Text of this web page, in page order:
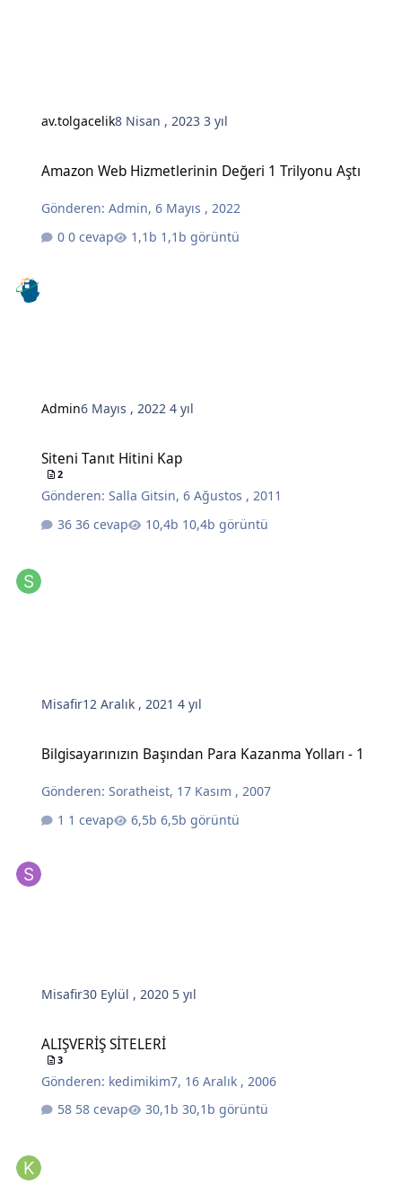
av.tolgacelik8 Nisan , 20233 yıl
Amazon Web Hizmetlerinin Değeri 1 Trilyonu Aştı
Gönderen:Admin,6 Mayıs , 2022
0 cevap
1,1b görüntü
Admin6 Mayıs , 20224 yıl
Siteni Tanıt Hitini Kap
2
Gönderen:Salla Gitsin,6 Ağustos , 2011
36 cevap
10,4b görüntü
Misafir12 Aralık , 20214 yıl
Bilgisayarınızın Başından Para Kazanma Yolları - 1
Gönderen:Soratheist, 17 Kasım , 2007
1 cevap
6,5b görüntü
Misafir30 Eylül , 2020 5 yıl
ALIŞVERİŞ SİTELERİ
3
Gönderen: kedimikim7, 16 Aralık , 2006
58 cevap
30,1b görüntü